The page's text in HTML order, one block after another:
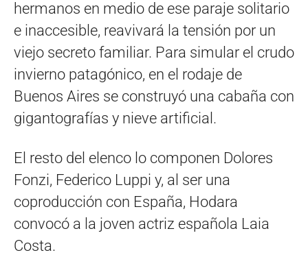
hermanos en medio de ese paraje solitario
e inaccesible, reavivará la tensión por un
viejo secreto familiar. Para simular el crudo
invierno patagónico, en el rodaje de
Buenos Aires se construyó una cabaña con
gigantografías y nieve artificial.
El resto del elenco lo componen Dolores
Fonzi, Federico Luppi y, al ser una
coproducción con España, Hodara
convocó a la joven actriz española Laia
Costa.